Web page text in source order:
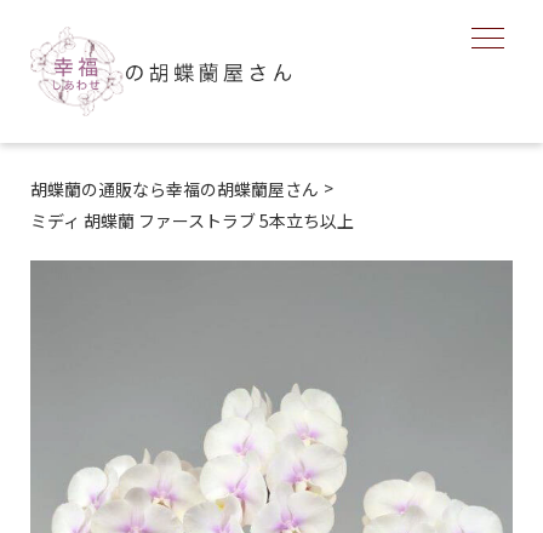
胡蝶蘭の通販なら幸福の胡蝶蘭屋さん >
ミディ 胡蝶蘭 ファーストラブ 5本立ち以上